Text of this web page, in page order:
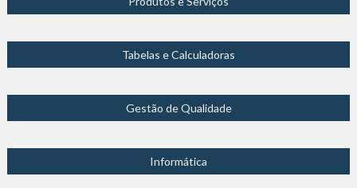
Tabelas e Calculadoras
Gestão de Qualidade
Informática